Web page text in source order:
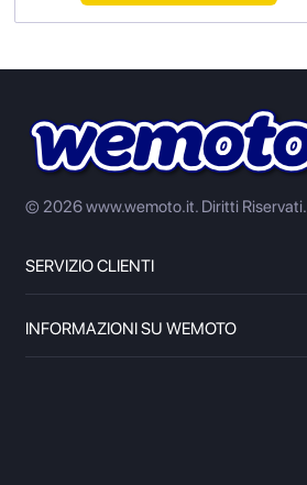
© 2026 www.wemoto.it. Diritti Riservati.
SERVIZIO CLIENTI
INFORMAZIONI SU WEMOTO